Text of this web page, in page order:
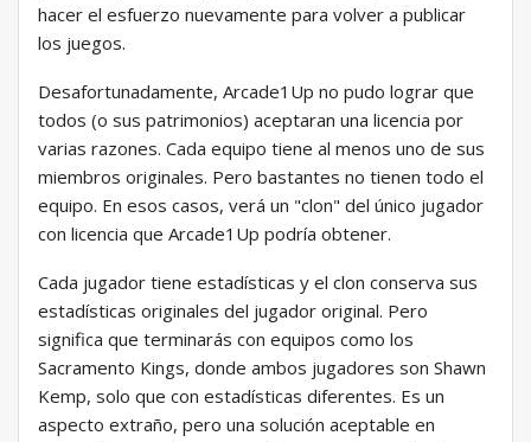
hacer el esfuerzo nuevamente para volver a publicar
los juegos.
Desafortunadamente, Arcade1Up no pudo lograr que
todos (o sus patrimonios) aceptaran una licencia por
varias razones. Cada equipo tiene al menos uno de sus
miembros originales. Pero bastantes no tienen todo el
equipo. En esos casos, verá un "clon" del único jugador
con licencia que Arcade1Up podría obtener.
Cada jugador tiene estadísticas y el clon conserva sus
estadísticas originales del jugador original. Pero
significa que terminarás con equipos como los
Sacramento Kings, donde ambos jugadores son Shawn
Kemp, solo que con estadísticas diferentes. Es un
aspecto extraño, pero una solución aceptable en